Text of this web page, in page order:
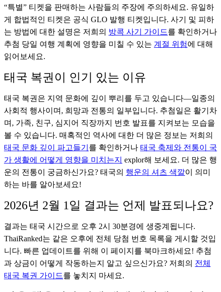
“특별” 티켓을 판매하는 사람들의 주장에 주의하세요. 유일하
게 합법적인 티켓은 공식 GLO 발행 티켓입니다. 사기 및 피하
는 방법에 대한 설명은 저희의 방콕 사기 가이드를 확인하거나
추첨 당일 여행 계획에 영향을 미칠 수 있는 계절 위험에 대해
읽어보세요.
태국 복권이 인기 있는 이유
태국 복권은 지역 문화에 깊이 뿌리를 두고 있습니다—일종의
사회적 행사이며, 희망과 전통의 일부입니다. 추첨일은 활기차
며, 가족, 친구, 심지어 직장까지 번호 발표를 지켜보는 모습을
볼 수 있습니다. 매혹적인 역사에 대한 더 많은 정보는 저희의
태국 문화 깊이 파고들기 를 확인하거나 태국 축제와 전통이 국
가 생활에 어떻게 영향을 미치는지 explor해 보세요. 더 많은 행
운의 전통이 궁금하신가요? 태국의 행운의 셔츠 색깔이 의미
하는 바를 알아보세요!
2026년 2월 1일 결과는 언제 발표되나요?
결과는 태국 시간으로 오후 2시 30분경에 생중계됩니다.
ThaiRanked는 같은 오후에 전체 당첨 번호 목록을 게시할 것입
니다. 빠른 업데이트를 위해 이 페이지를 북마크하세요! 추첨
과 상금이 어떻게 작동하는지 알고 싶으신가요? 저희의 전체
태국 복권 가이드를 놓치지 마세요.